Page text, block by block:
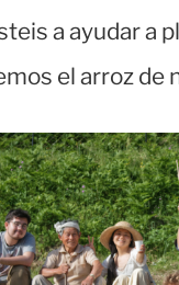
a ayudar a
el arroz de